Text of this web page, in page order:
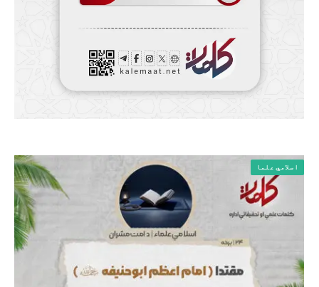
اسلامي علما